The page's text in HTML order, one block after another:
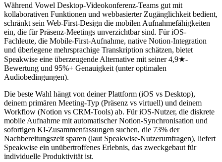
Während Vowel Desktop-Videokonferenz-Teams gut mit
kollaborativen Funktionen und webbasierter Zugänglichkeit bedient,
schränkt sein Web-First-Design die mobilen Aufnahmefähigkeiten
ein, die für Präsenz-Meetings unverzichtbar sind. Für iOS-
Fachleute, die Mobile-First-Aufnahme, native Notion-Integration
und überlegene mehrsprachige Transkription schätzen, bietet
Speakwise eine überzeugende Alternative mit seiner 4,9★-
Bewertung und 95%+ Genauigkeit (unter optimalen
Audiobedingungen).
Die beste Wahl hängt von deiner Plattform (iOS vs Desktop),
deinem primären Meeting-Typ (Präsenz vs virtuell) und deinem
Workflow (Notion vs CRM-Tools) ab. Für iOS-Nutzer, die diskrete
mobile Aufnahme mit automatischer Notion-Synchronisation und
sofortigen KI-Zusammenfassungen suchen, die 73% der
Nachbereitungszeit sparen (laut Speakwise-Nutzerumfragen), liefert
Speakwise ein unübertroffenes Erlebnis, das zweckgebaut für
individuelle Produktivität ist.